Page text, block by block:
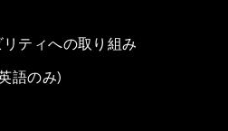
ティへの取り組み
語のみ)